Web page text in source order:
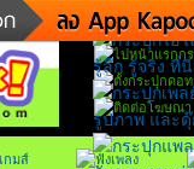
ข่าวด่วน
ละคร
เกม
ตรวจหวย